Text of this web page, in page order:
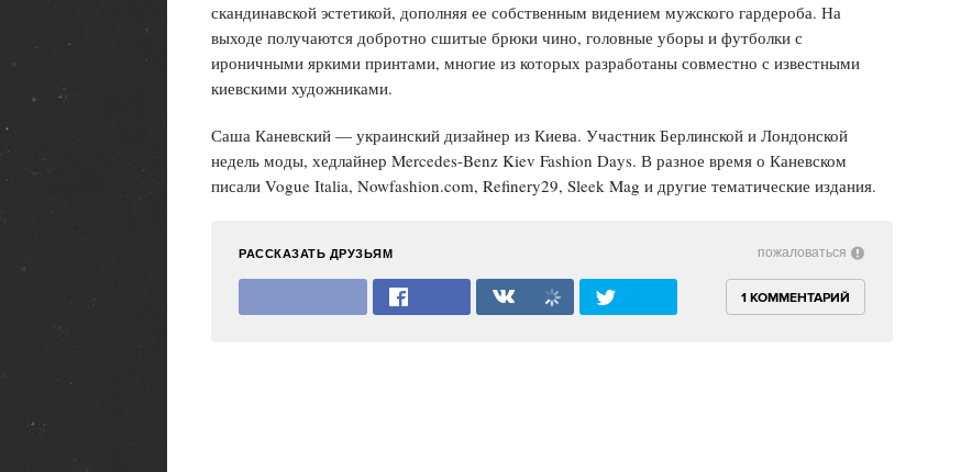
скандинавской эстетикой, дополняя ее собственным видением мужского гардероба. На
выходе получаются добротно сшитые брюки чино, головные уборы и футболки с
ироничными яркими принтами, многие из которых разработаны совместно с известными
киевскими художниками.
Саша Каневский — украинский дизайнер из Киева. Участник Берлинской и Лондонской
недель моды, хедлайнер Mercedes-Benz Kiev Fashion Days. В разное время о Каневском
писали Vogue Italia, Nowfashion.com, Refinery29, Sleek Mag и другие тематические издания.
РАССКАЗАТЬ ДРУЗЬЯМ
1 КОММЕНТАРИЙ
пожаловаться